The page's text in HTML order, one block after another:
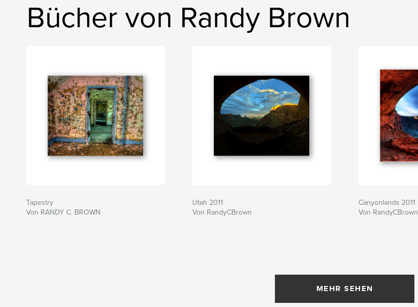
Bücher von Randy Brown
Tapestry
Von RANDY C. BROWN
Utah 2011
Von RandyCBrown
Canyonlands 2011
Von RandyCBrown
MEHR SEHEN